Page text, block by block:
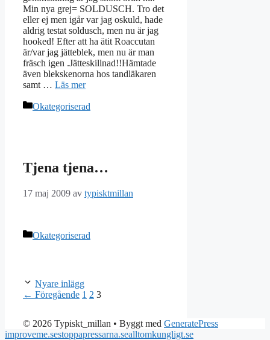
Min nya grej= SOLDUSCH. Tro det
eller ej men igår var jag oskuld, hade
aldrig testat soldusch, men nu är jag
hooked! Efter att ha ätit Roaccutan
är/var jag jätteblek, men nu är man
fräsch igen .Jätteskillnad!!Hämtade
även blekskenorna hos tandläkaren
samt … Läs mer
Kategorier
Okategoriserad
Tjena tjena…
17 maj 2009 av typisktmillan
Kategorier
Okategoriserad
Nyare inlägg
← Föregående Sida
1 Sida
2 Sida
3
© 2026 Typiskt_millan • Byggt med GeneratePress
improveme.sestoppapressarna.sealltomkungligt.se